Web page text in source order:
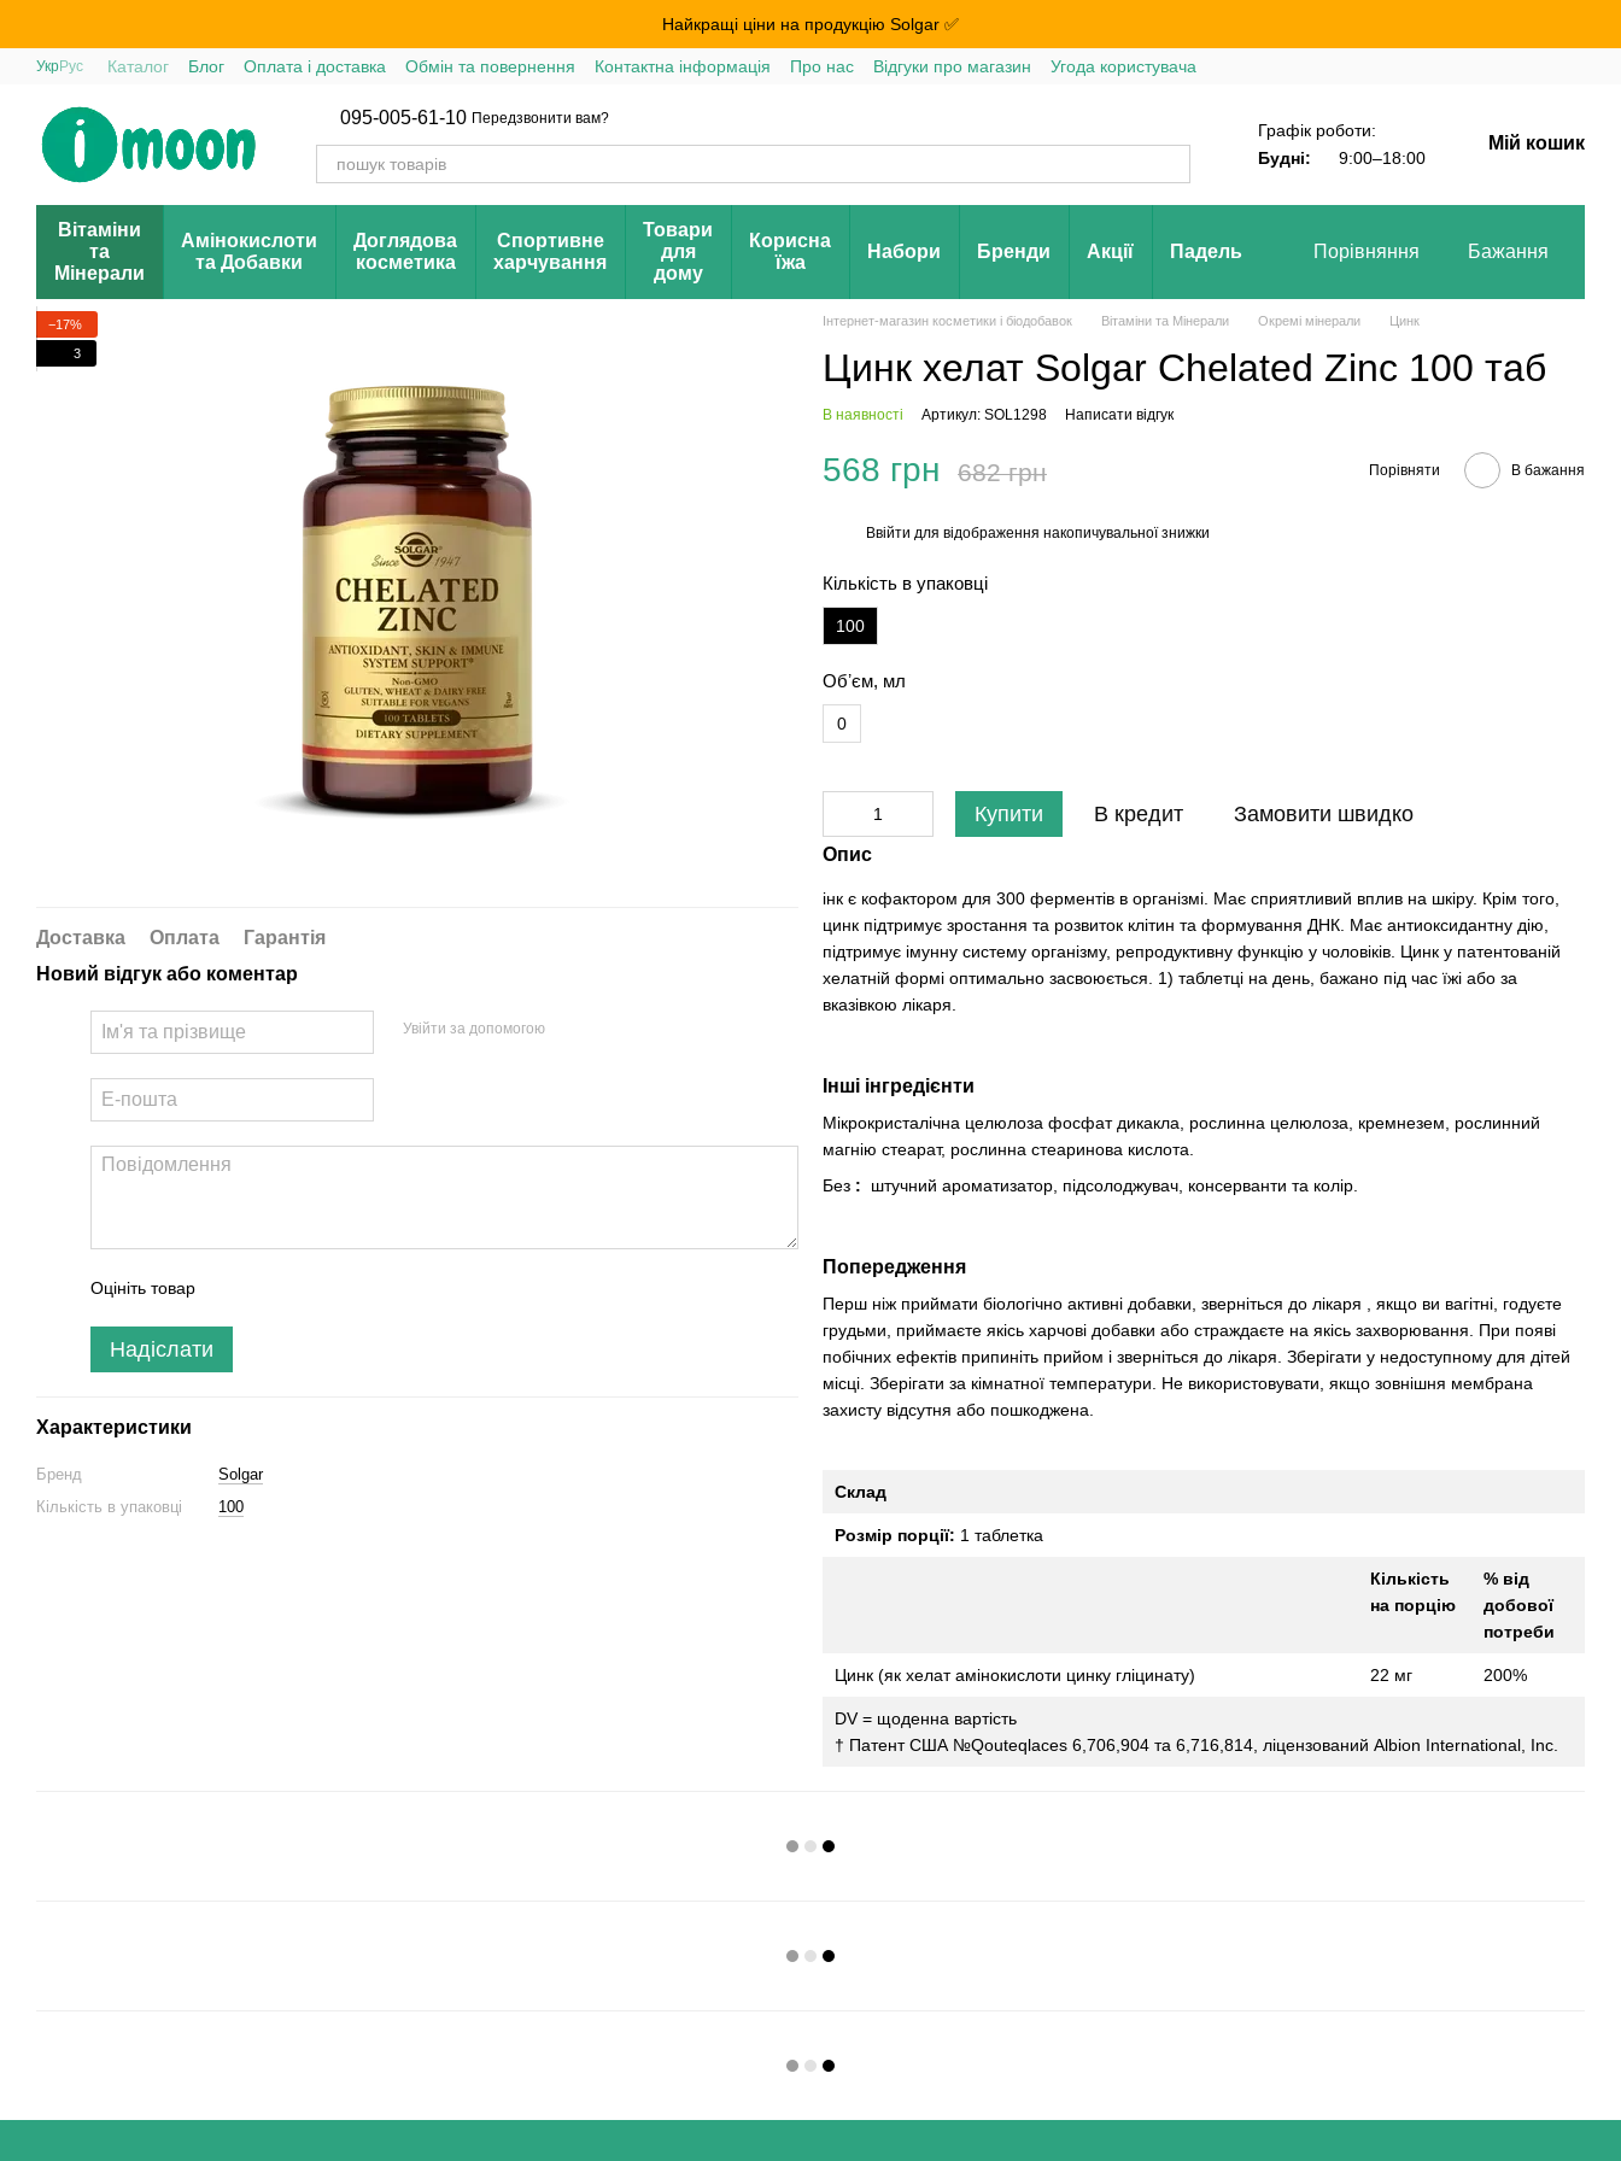
Найкращі ціни на продукцію Solgar ✅
УкрРус Каталог Блог Оплата і доставка Обмін та повернення Контактна інформація Про нас Відгуки про магазин Угода користувача
095-005-61-10 Передзвонити вам?
Графік роботи:
Будні:
9:00–18:00
Мій кошик
Вітаміни
та
Мінерали
Амінокислоти
та Добавки
Доглядова
косметика
Спортивне
харчування
Товари
для
дому
Корисна
їжа
Набори Бренди Акції Падель Порівняння Бажання
−17%
3
Доставка Оплата
Гарантія
Новий відгук або коментар
Увійти за допомогою
Оцініть товар
Надіслати
Характеристики
Бренд
Solgar
Кількість в упаковці
100
Інтернет-магазин косметики і біодобавок Вітаміни та Мінерали Окремі мінерали Цинк
Цинк хелат Solgar Chelated Zinc 100 таб
В наявності Артикул: SOL1298 Написати відгук
568 грн 682 грн Порівняти В бажання
Ввійти для відображення накопичувальної знижки
Кількість в упаковці
100
Обʼєм, мл
0
Купити В кредит Замовити швидко
Опис
інк є кофактором для 300 ферментів в організмі. Має сприятливий вплив на шкіру. Крім того,
цинк підтримує зростання та розвиток клітин та формування ДНК. Має антиоксидантну дію,
підтримує імунну систему організму, репродуктивну функцію у чоловіків. Цинк у патентованій
хелатній формі оптимально засвоюється. 1) таблетці на день, бажано під час їжі або за
вказівкою лікаря.
Інші інгредієнти
Мікрокристалічна целюлоза фосфат дикакла, рослинна целюлоза, кремнезем, рослинний
магнію стеарат, рослинна стеаринова кислота.
Без : штучний ароматизатор, підсолоджувач, консерванти та колір.
Попередження
Перш ніж приймати біологічно активні добавки, зверніться до лікаря , якщо ви вагітні, годуєте
грудьми, приймаєте якісь харчові добавки або страждаєте на якісь захворювання. При появі
побічних ефектів припиніть прийом і зверніться до лікаря. Зберігати у недоступному для дітей
місці. Зберігати за кімнатної температури. Не використовувати, якщо зовнішня мембрана
захисту відсутня або пошкоджена.
Склад
Розмір порції: 1 таблетка
Кількість
на порцію
% від
добової
потреби
Цинк (як хелат амінокислоти цинку гліцинату) 22 мг 200%
DV = щоденна вартість
† Патент США №Qouteqlaces 6,706,904 та 6,716,814, ліцензований Albion International, Inc.